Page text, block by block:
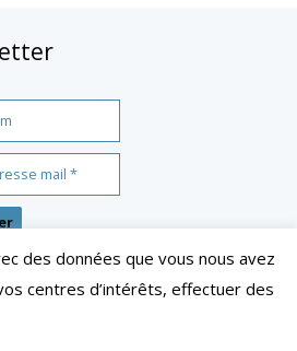
des données que vous nous avez
centres d’intérêts, effectuer des